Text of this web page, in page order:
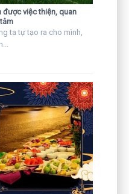
được việc thiện, quan
ta tự tạo ra cho mình,